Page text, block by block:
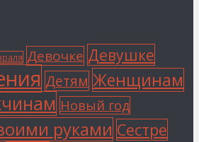
Девочке Девушке
Детям Женщинам
Новый год
руками Сестре